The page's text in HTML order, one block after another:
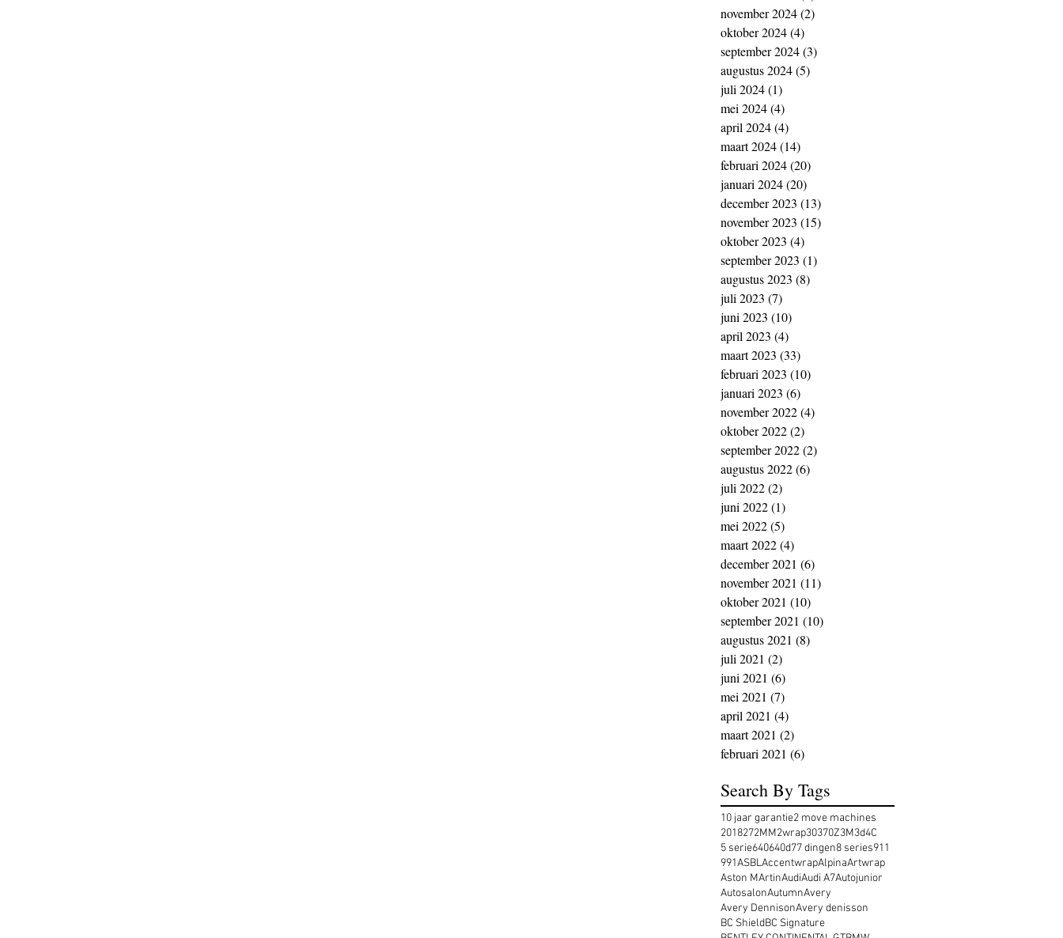
november 2024(2)
oktober 2024(4)
september 2024(3)
augustus 2024(5)
juli 2024(1)
mei 2024(4)
april 2024(4)
maart 2024(14)
februari 2024(20)
januari 2024(20)
december 2023 (13)
november 2023 (15)
oktober 2023 (4)
september 2023 (1)
augustus 2023 (8)
juli 2023 (7)
juni 2023 (10)
april 2023 (4)
maart 2023 (33)
februari 2023 (10)
januari 2023 (6)
november 2022(4)
oktober 2022(2)
september 2022(2)
augustus 2022(6)
juli 2022(2)
juni 2022(1)
mei 2022(5)
maart 2022(4)
december 2021 (6)
november 2021 (11)
oktober 2021 (10)
september 2021 (10)
augustus 2021 (8)
juli 2021 (2)
juni 2021 (6)
mei 2021 (7)
april 2021 (4)
maart 2021 (2)
februari 2021 (6)
Search By Tags
10 jaar garantie2 move machines
2018272MM2wrap30370Z3M3d4C
5 serie640640d77 dingen8 series911
991ASBLAccentwrapAlpinaArtwrap
Aston MArtinAudiAudi A7Autojunior
AutosalonAutumnAvery
Avery DennisonAvery denisson
BC ShieldBC Signature